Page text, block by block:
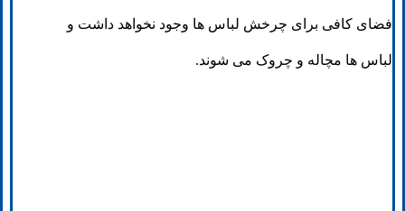
فضای کافی برای چرخش لباس ها وجود نخواهد داشت و
لباس ها مچاله و چروک می شوند.